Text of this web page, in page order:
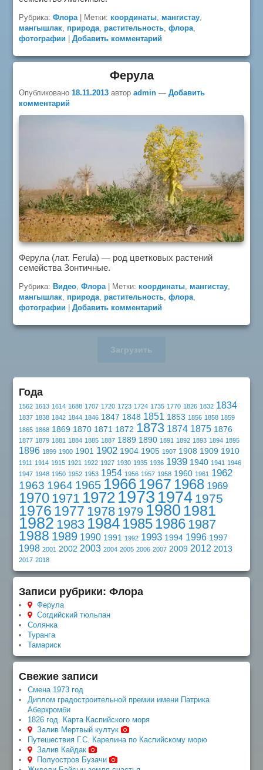
Рубрика: Флора Метки: координаты, мангистау,
мангышлак, природа,растительность,флора,
фотографии
|Добавить комментарий
Ферула
Опубликовано18.11.2013 авторadmin —Добавить
комментарий
Ферула (лат. Ferula) — род цветковых растений
семейства Зонтичные.
Рубрика: Видео ,Флора | Метки: координаты мангистау
мангышлак природа ,растительность ,флора
фотографии |Добавить комментарий
Загрузить
Года
1562 1613 1614 1688 1707 1720 1723 1724 1735 1770 1826 1832 1834
1837 1838 1842 1844 1846 1847 1848 1851 1853 1856 1858 1859
1865 1868 1869 1870 1871 1872 1873 1874 1875 1876
1877 1879 1881 1884 1885 1887 1889 1890 1891 1892 1893 1894 1895
1896 1899 1900 1901 1902 1904 1905 1907 1908 1909 1910
1911 1914 1915 1921 1922 1927 1930 1935 1936 1939 1940 1941 1946
1947 1948 1950 1952 1953 1954 1956 1957 1958 1960 1961 1962
1963 1964 1965 1966 1967 1968 1969
1970 1971 1972 1973 1974 1975
1976 1977 1978 1979 1980 1981
1982 1983 198419851986 1987
1988 1989 1990 1991 1992 1993 1994 1996 1997
1998 2001 2002 2003 2004 2005 2006 2007 2009 2012 2013
2017 2018
Записи рубрики: Флора
Ферула
Согдийский тюльпан
Солянка
Туранга
Тамариск
Свежие записи
Смена 1973 год
Диплом градостроительной премии имени Патрика
Аберкромби
1826 год. Карта Каспийского моря
Залив Мертвый култук
Путешествия Г.С. Карелина по Каспийскому морю
Залив Кайдак
Полуостров Бузачи